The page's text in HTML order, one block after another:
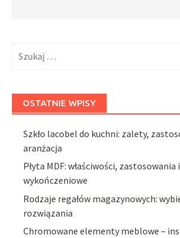
OSTATNIE WPISY
Szkło lacobel do kuchni: zalety,
aranżacja
Płyta MDF: właściwości,
wykończeniowe
Rodzaje regałów magazynowych:
rozwiązania
Chromowane elementy meblowe –